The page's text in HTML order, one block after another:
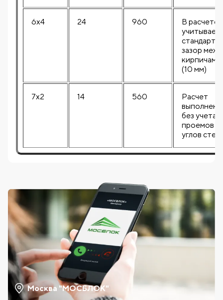
6x4 24 960
В расчете
зазор
кирпичами
(10 мм)
7x2 14 560
Расчет
выполнен
без учета
проемов и
углов стен
Москва "МОСБЛОК"